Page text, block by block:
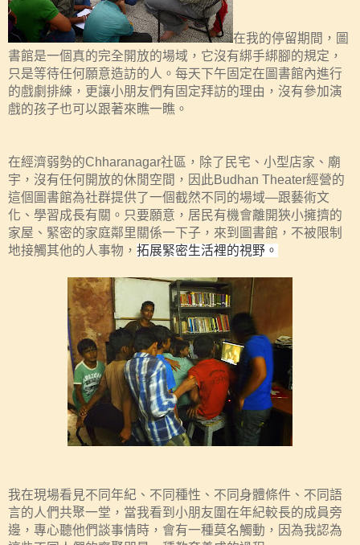
在我的停留期間，圖
書館是一個真的完全開放的場域，它沒有綁手綁腳的規定，
只是等待任何願意造訪的人。每天下午固定在圖書館內進行
的戲劇排練，更讓小朋友們有固定拜訪的理由，沒有參加演
戲的孩子也可以跟著來瞧一瞧。
在經濟弱勢的Chharanagar社區，除了民宅、小型店家、廟
宇，沒有任何開放的休閒空間，因此Budhan Theater經營的
這個圖書館為社群提供了一個截然不同的場域—跟藝術文
化、學習成長有關。只要願意，居民有機會離開狹小擁擠的
家屋、緊密的家庭鄰里關係一下子，來到圖書館，不被限制
地接觸其他的人事物， 拓展緊密生活裡的視野。
我在現場看見不同年紀、不同種性、不同身體條件、不同語
言的人們共聚一堂，當我看到小朋友圍在年紀較長的成員旁
邊，專心聽他們談事情時，會有一種莫名觸動，因為我認為